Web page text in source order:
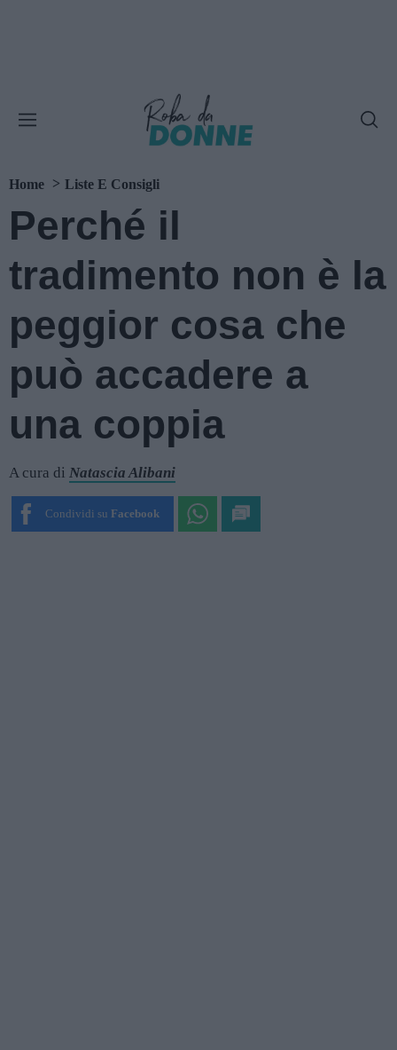
Home Liste E Consigli
Perché il
tradimento non è la
peggior cosa che
può accadere a
una coppia
A cura di Natascia Alibani
Condividi su Facebook